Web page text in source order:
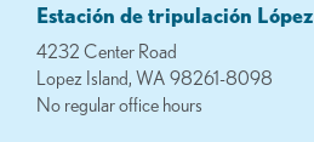
Estación de tripulación López
4232 Center Road
Lopez Island, WA 98261-8098
No regular office hours